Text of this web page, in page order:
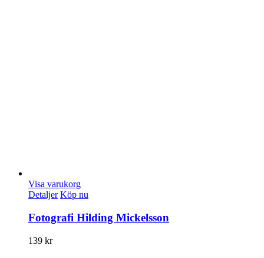
Visa varukorg
Detaljer Köp nu
Fotografi Hilding Mickelsson
139 kr